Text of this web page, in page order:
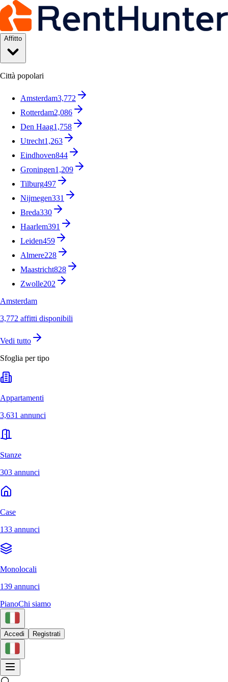
Affitto
Città popolari
Amsterdam3,772
Rotterdam2,086
Den Haag1,758
Utrecht1,263
Eindhoven844
Groningen1,209
Tilburg497
Nijmegen331
Breda330
Haarlem391
Leiden459
Almere228
Maastricht828
Zwolle202
Amsterdam
3,772 affitti disponibili
Vedi tutto
Sfoglia per tipo
Appartamenti
3,631 annunci
Stanze
303 annunci
Case
133 annunci
Monolocali
139 annunci
PianoChi siamo
Accedi Registrati